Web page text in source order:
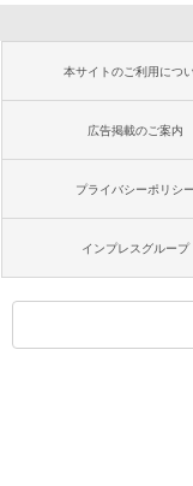
本サイトのご利用につ
広告掲載のご案内
プライバシーポリシー
インプレスグループ